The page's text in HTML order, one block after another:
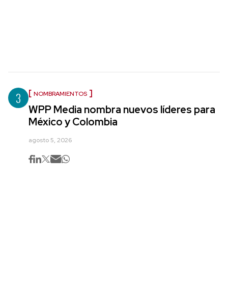
3 NOMBRAMIENTOS
WPP Media nombra nuevos líderes para
México y Colombia
agosto 5, 2026